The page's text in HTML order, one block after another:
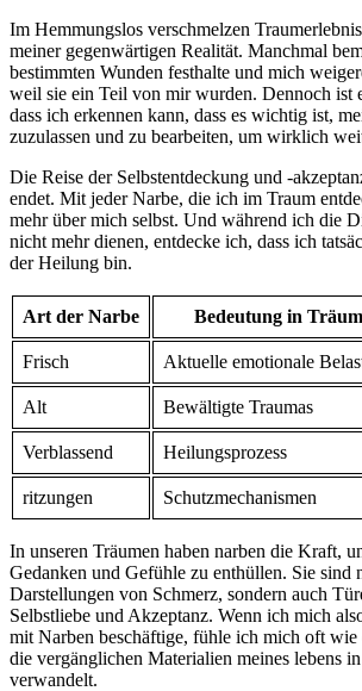
Im Hemmungslos verschmelzen
meiner gegenwärtigen Realität. Manchmal
bestimmten ⁢Wunden festhalte und mich
weil sie ein ‌Teil von mir wurden. Dennoch ist⁢
dass ich erkennen ‌kann, dass es wichtig ist,
zuzulassen und zu bearbeiten, um wirklich
Die ⁢Reise ⁤der Selbstentdeckung und -
endet. Mit jeder Narbe, ‌die ich im‍ Traum
mehr über mich selbst. Und während ich die
nicht mehr dienen, entdecke ich, dass ich
der Heilung bin.
Art der Narbe Bedeutung in
Frisch Aktuelle emotionale
Alt Bewältigte ‍Traumas
Verblassend Heilungsprozess
ritzungen Schutzmechanismen
In unseren Träumen haben narben die Kraft,⁤
Gedanken und Gefühle zu enthüllen. Sie sind
Darstellungen von Schmerz, sondern auch
Selbstliebe und Akzeptanz. Wenn ich‍ mich
mit Narben beschäftige, fühle ich mich oft
die⁢ vergänglichen Materialien meines ⁣lebens
verwandelt.